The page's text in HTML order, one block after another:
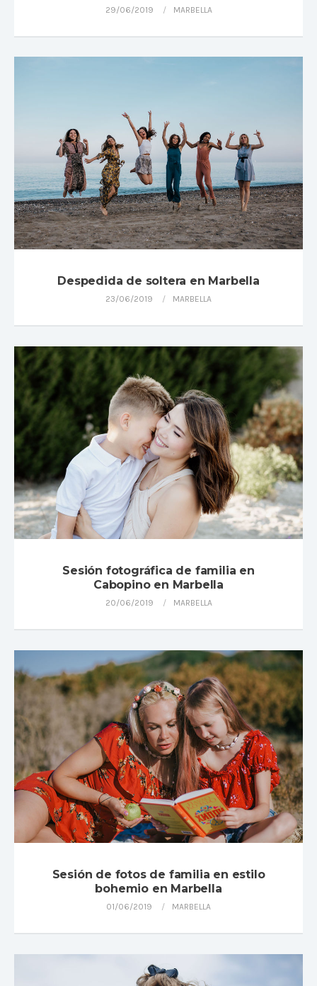
29/06/2019 MARBELLA
Despedida de soltera en Marbella
23/06/2019 MARBELLA
Sesión fotográfica de familia en
Cabopino en Marbella
20/06/2019 MARBELLA
Sesión de fotos de familia en estilo
bohemio en Marbella
01/06/2019 MARBELLA